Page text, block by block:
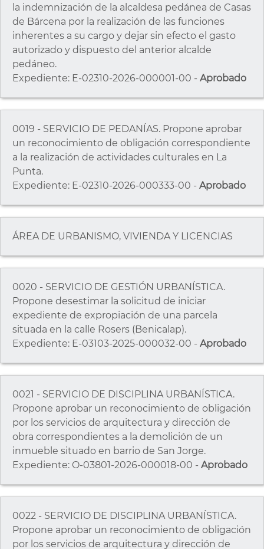
la indemnización de la alcaldesa pedánea de Casas
de Bárcena por la realización de las funciones
inherentes a su cargo y dejar sin efecto el gasto
autorizado y dispuesto del anterior alcalde
pedáneo.
Expediente: E-02310-2026-000001-00 - Aprobado
0019 - SERVICIO DE PEDANÍAS. Propone aprobar
un reconocimiento de obligación correspondiente
a la realización de actividades culturales en La
Punta.
Expediente: E-02310-2026-000333-00 - Aprobado
ÁREA DE URBANISMO, VIVIENDA Y LICENCIAS
0020 - SERVICIO DE GESTIÓN URBANÍSTICA.
Propone desestimar la solicitud de iniciar
expediente de expropiación de una parcela
situada en la calle Rosers (Benicalap).
Expediente: E-03103-2025-000032-00 - Aprobado
0021 - SERVICIO DE DISCIPLINA URBANÍSTICA.
Propone aprobar un reconocimiento de obligación
por los servicios de arquitectura y dirección de
obra correspondientes a la demolición de un
inmueble situado en barrio de San Jorge.
Expediente: O-03801-2026-000018-00 - Aprobado
0022 - SERVICIO DE DISCIPLINA URBANÍSTICA.
Propone aprobar un reconocimiento de obligación
por los servicios de arquitectura y dirección de